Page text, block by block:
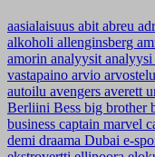
aasialaisuus abit abreu
alkoholi allenginsberg
amorin analyysit analyysi
vastapaino arvio arvostelu
autoilu avengers averett
Berliini Bess big brother
business captain marvel
demi draama Dubai e-